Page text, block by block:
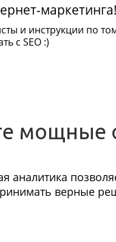
маркетинга!
и инструкции по
с SEO :)
мощные
аналитика
верные